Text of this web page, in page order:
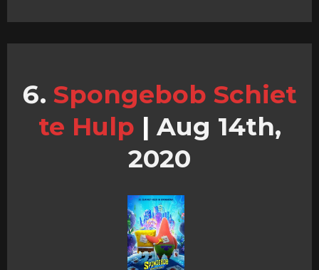
Spongebob Schiet
te Hulp | Aug 14th,
2020